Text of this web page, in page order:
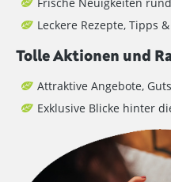
Leckere Rezepte, Tipps
Tolle Aktionen und
Attraktive Angebote,
Exklusive Blicke hinter